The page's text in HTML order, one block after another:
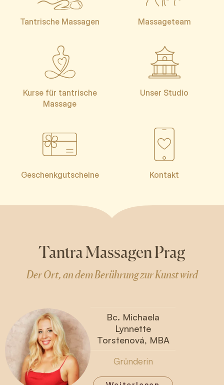
Tantrische Massagen Massageteam
Kurse für tantrische
Massage
Unser Studio
Geschenkgutscheine Kontakt
Tantra Massagen Prag
Der Ort, an dem Berührung zur Kunst wird
Bc. Michaela
Lynnette
Torstenová, MBA
Gründerin